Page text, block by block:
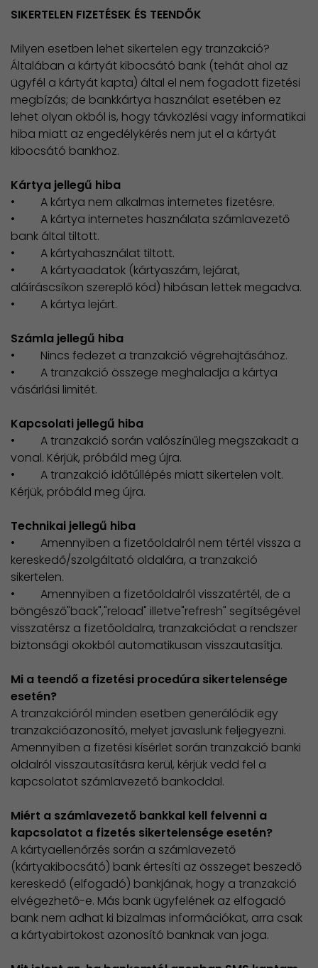
SIKERTELEN FIZETÉSEK ÉS TEENDŐK
Milyen esetben lehet sikertelen egy tranzakció?
Általában a kártyát kibocsátó bank (tehát ahol az
ügyfél a kártyát kapta) által el nem fogadott fizetési
megbízás; de bankkártya használat esetében ez
lehet olyan okból is, hogy távközlési vagy informatikai
hiba miatt az engedélykérés nem jut el a kártyát
kibocsátó bankhoz.
Kártya jellegű hiba
• A kártya nem alkalmas internetes fizetésre.
• A kártya internetes használata számlavezető
bank által tiltott.
• A kártyahasználat tiltott.
• A kártyaadatok (kártyaszám, lejárat,
aláíráscsíkon szereplő kód) hibásan lettek megadva.
• A kártya lejárt.
Számla jellegű hiba
• Nincs fedezet a tranzakció végrehajtásához.
• A tranzakció összege meghaladja a kártya
vásárlási limitét.
Kapcsolati jellegű hiba
• A tranzakció során valószínűleg megszakadt a
vonal. Kérjük, próbáld meg újra.
• A tranzakció időtúllépés miatt sikertelen volt.
Kérjük, próbáld meg újra.
Technikai jellegű hiba
• Amennyiben a fizetőoldalról nem tértél vissza a
kereskedő/szolgáltató oldalára, a tranzakció
sikertelen.
• Amennyiben a fizetőoldalról visszatértél, de a
böngésző"back","reload" illetve"refresh" segítségével
visszatérsz a fizetőoldalra, tranzakciódat a rendszer
biztonsági okokból automatikusan visszautasítja.
Mi a teendő a fizetési procedúra sikertelensége
esetén?
A tranzakcióról minden esetben generálódik egy
tranzakcióazonosító, melyet javaslunk feljegyezni.
Amennyiben a fizetési kísérlet során tranzakció banki
oldalról visszautasításra kerül, kérjük vedd fel a
kapcsolatot számlavezető bankoddal.
Miért a számlavezető bankkal kell felvenni a
kapcsolatot a fizetés sikertelensége esetén?
A kártyaellenőrzés során a számlavezető
(kártyakibocsátó) bank értesíti az összeget beszedő
kereskedő (elfogadó) bankjának, hogy a tranzakció
elvégezhető-e. Más bank ügyfelének az elfogadó
bank nem adhat ki bizalmas információkat, arra csak
a kártyabirtokost azonosító banknak van joga.